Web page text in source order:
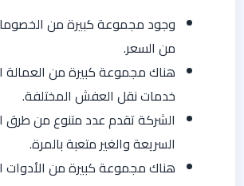
وجود مجموعة كبيرة من
من السعر.
هناك مجموعة كبيرة من العمالة
خدمات نقل العفش المختلفة.
الشركة تقدم عدد متنوع من طرق
السريعة والغير متعبة بالمرة.
هناك مجموعة كبيرة من الأدوات